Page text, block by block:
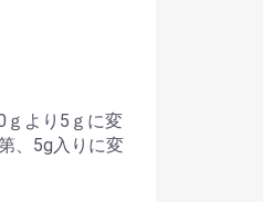
ｇより5ｇに変
、5g入りに変